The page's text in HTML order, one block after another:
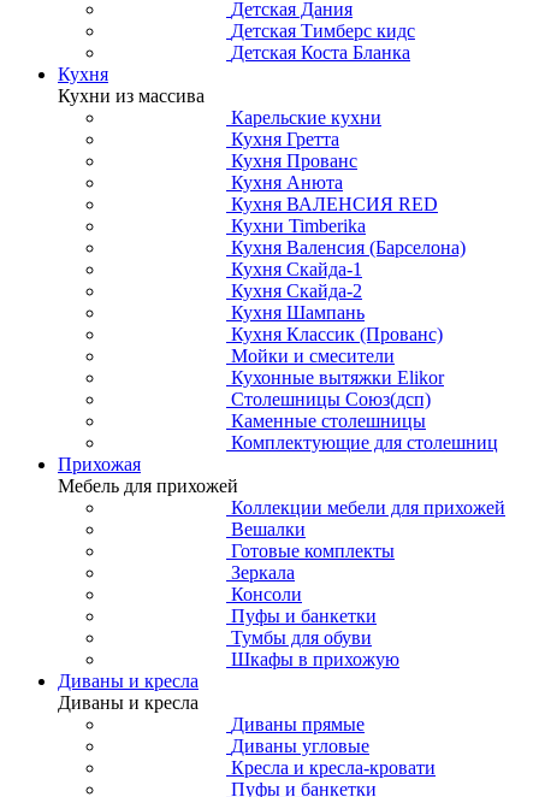
Детская Дания
Детская Тимберс кидс
Детская Коста Бланка
Кухня
Кухни из массива
Карельские кухни
Кухня Гретта
Кухня Прованс
Кухня Анюта
Кухня ВАЛЕНСИЯ RED
Кухни Timberika
Кухня Валенсия (Барселона)
Кухня Скайда-1
Кухня Скайда-2
Кухня Шампань
Кухня Классик (Прованс)
Мойки и смесители
Кухонные вытяжки Elikor
Столешницы Союз(дсп)
Каменные столешницы
Комплектующие для столешниц
Прихожая
Мебель для прихожей
Коллекции мебели для прихожей
Вешалки
Готовые комплекты
Зеркала
Консоли
Пуфы и банкетки
Тумбы для обуви
Шкафы в прихожую
Диваны и кресла
Диваны и кресла
Диваны прямые
Диваны угловые
Кресла и кресла-кровати
Пуфы и банкетки